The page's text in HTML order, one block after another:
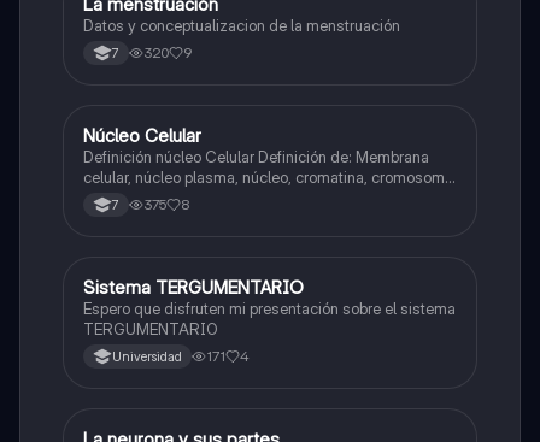
Datos y conceptualizacion de la menstruación
7 320 9
Biologia
Núcleo Celular
Definición núcleo Celular Definición de: Membrana
celular, núcleo plasma, núcleo, cromatina, cromosoma
Interfase Fases de la interfase
7 375 8
Biologia
Sistema TERGUMENTARIO
Espero que disfruten mi presentación sobre el sistema
TERGUMENTARIO
Universidad 171 4
Biologia